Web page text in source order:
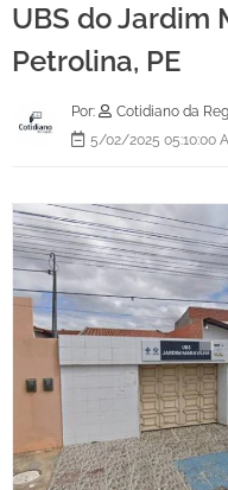
UBS do Jardim
Petrolina, PE
Por:
Cotidiano da
5/02/2025 05:10:00